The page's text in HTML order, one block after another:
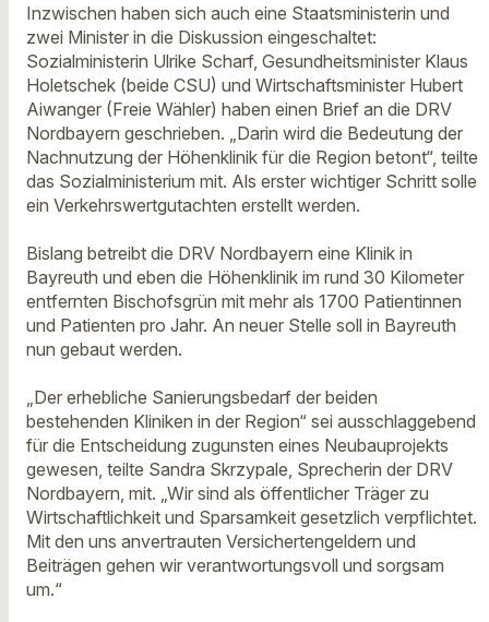
Inzwischen haben sich auch eine Staatsministerin und
zwei Minister in die Diskussion eingeschaltet:
Sozialministerin Ulrike Scharf, Gesundheitsminister Klaus
Holetschek (beide CSU) und Wirtschaftsminister Hubert
Aiwanger (Freie Wähler) haben einen Brief an die DRV
Nordbayern geschrieben. „Darin wird die Bedeutung der
Nachnutzung der Höhenklinik für die Region betont“, teilte
das Sozialministerium mit. Als erster wichtiger Schritt solle
ein Verkehrswertgutachten erstellt werden.
Bislang betreibt die DRV Nordbayern eine Klinik in
Bayreuth und eben die Höhenklinik im rund 30 Kilometer
entfernten Bischofsgrün mit mehr als 1700 Patientinnen
und Patienten pro Jahr. An neuer Stelle soll in Bayreuth
nun gebaut werden.
„Der erhebliche Sanierungsbedarf der beiden
bestehenden Kliniken in der Region“ sei ausschlaggebend
für die Entscheidung zugunsten eines Neubauprojekts
gewesen, teilte Sandra Skrzypale, Sprecherin der DRV
Nordbayern, mit. „Wir sind als öffentlicher Träger zu
Wirtschaftlichkeit und Sparsamkeit gesetzlich verpflichtet.
Mit den uns anvertrauten Versichertengeldern und
Beiträgen gehen wir verantwortungsvoll und sorgsam
um.“